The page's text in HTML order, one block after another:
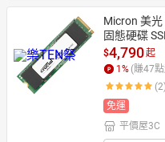
Micron 美光
固態硬碟
$4,790起
1 % (賺47
免運
平價屋3C